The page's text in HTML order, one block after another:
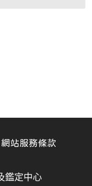
網站服務條款
鑑定中心